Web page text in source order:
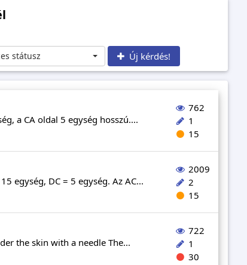
státusz Új kérdés!
a CA oldal 5 egység hosszú....
762
1
15
egység, DC = 5 egység. Az AC...
2009
2
15
the skin with a needle The...
722
1
30